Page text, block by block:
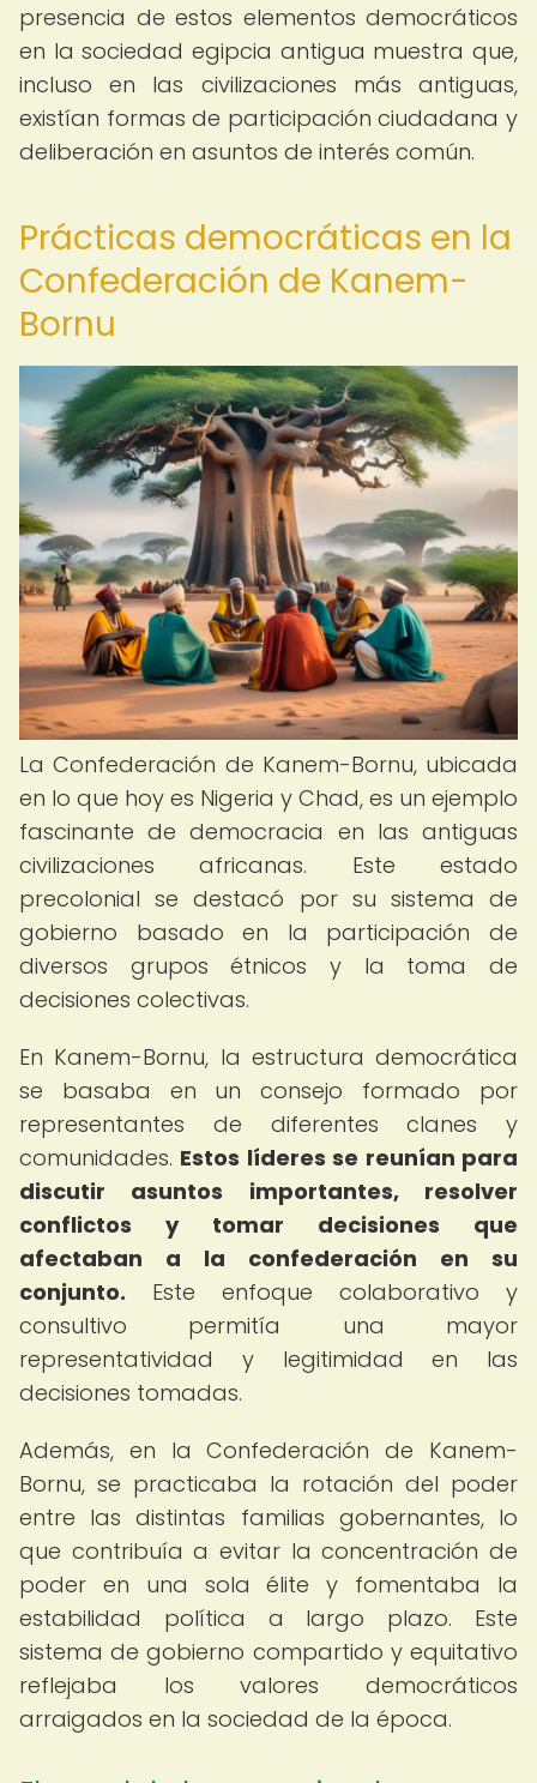
presencia de estos elementos democráticos
en la sociedad egipcia antigua muestra que,
incluso en las civilizaciones más antiguas,
existían formas de participación ciudadana y
deliberación en asuntos de interés común.
Prácticas democráticas en la
Confederación de Kanem-
Bornu
La Confederación de Kanem-Bornu, ubicada
en lo que hoy es Nigeria y Chad, es un ejemplo
fascinante de democracia en las antiguas
civilizaciones africanas. Este estado
precolonial se destacó por su sistema de
gobierno basado en la participación de
diversos grupos étnicos y la toma de
decisiones colectivas.
En Kanem-Bornu, la estructura democrática
se basaba en un consejo formado por
representantes de diferentes clanes y
comunidades. Estos líderes se reunían para
discutir asuntos importantes, resolver
conflictos y tomar decisiones que
afectaban a la confederación en su
conjunto. Este enfoque colaborativo y
consultivo permitía una mayor
representatividad y legitimidad en las
decisiones tomadas.
Además, en la Confederación de Kanem-
Bornu, se practicaba la rotación del poder
entre las distintas familias gobernantes, lo
que contribuía a evitar la concentración de
poder en una sola élite y fomentaba la
estabilidad política a largo plazo. Este
sistema de gobierno compartido y equitativo
reflejaba los valores democráticos
arraigados en la sociedad de la época.